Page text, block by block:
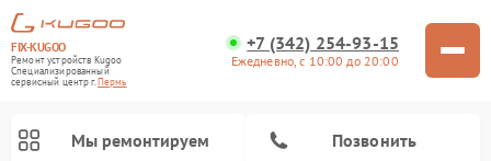
FIX-KUGOO
Ремонт устройств Kugoo
Специализированный
cервисный центр г.Пермь
+7 (342) 254-93-15
Ежедневно, с 10:00 до 20:00
Мы ремонтируем Позвонить